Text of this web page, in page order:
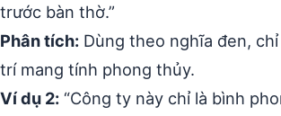
trước bàn thờ.”
Phân tích: Dùng theo nghĩa đen,
trí mang tính phong thủy.
Ví dụ 2: “Công ty này chỉ là bình